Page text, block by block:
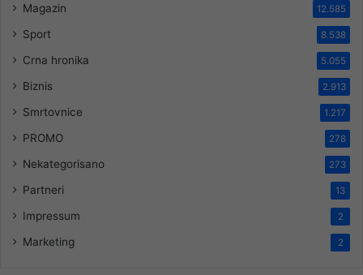
Magazin 12.585
Sport 8.538
Crna hronika 5.055
Biznis 2.913
Smrtovnice 1.217
PROMO 278
Nekategorisano 273
Partneri 13
Impressum 2
Marketing 2